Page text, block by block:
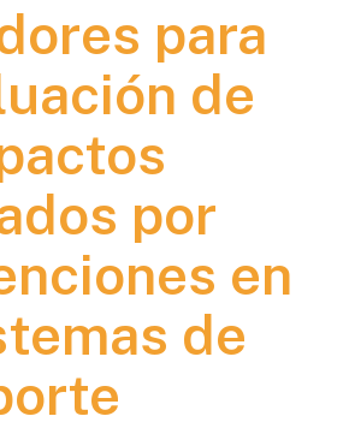
para
de
por
en
de